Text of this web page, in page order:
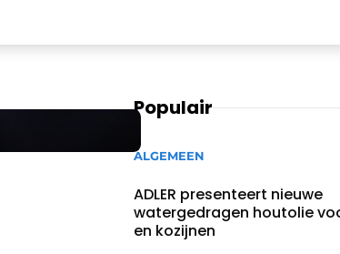
Populair
ALGEMEEN
ADLER presenteert nieuwe
watergedragen houtolie
en kozijnen